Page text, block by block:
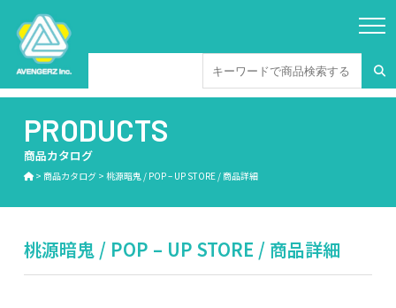
PRODUCTS
商品カタログ
> 商品カタログ> 桃源暗鬼 / POP – UP STORE / 商品詳細
桃源暗鬼 / POP – UP STORE / 商品詳細